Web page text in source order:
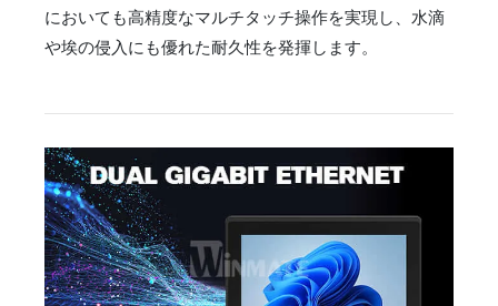
においても高精度なマルチタッチ操作を実現し、水滴
や埃の侵入にも優れた耐久性を発揮します。